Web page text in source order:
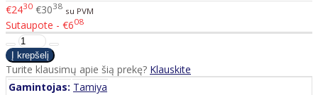
€2430 €3038 su PVM
Sutaupote - €608
Turite klausimų apie šią prekę? Klauskite
Gamintojas: Tamiya